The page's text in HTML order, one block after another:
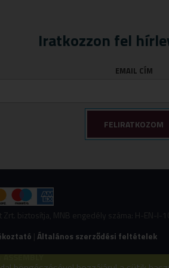
Iratkozzon fel
EMAIL CÍM
biztosítja, MNB engedély száma: H-EN-I-
|Általános szerződési feltételek
ASSEMBLY